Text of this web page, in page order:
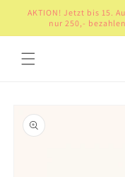
zum
Inhalt
AKTION! Jetzt bis 15.
nur 250,-